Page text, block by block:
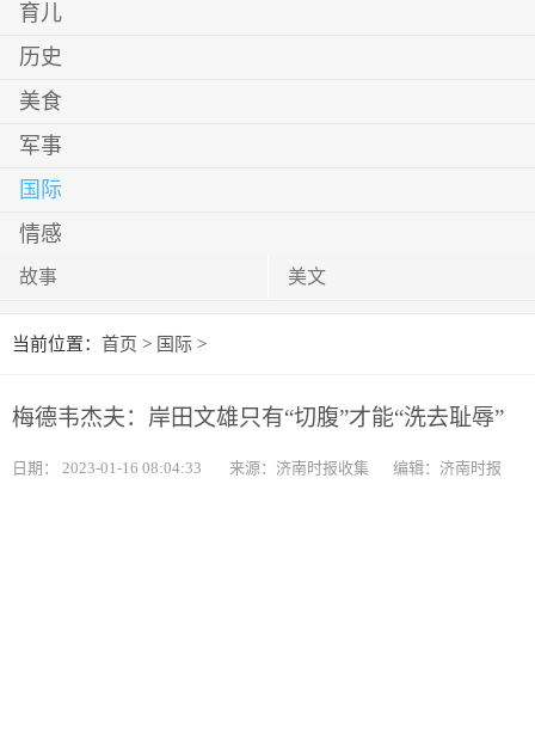
育儿
历史
美食
军事
国际
情感
故事 美文
当前位置： 首页 > 国际 >
梅德韦杰夫：岸田文雄只有“切腹”才能“洗去耻辱”
日期： 2023-01-16 08:04:33 来源：济南时报收集 编辑：济南时报